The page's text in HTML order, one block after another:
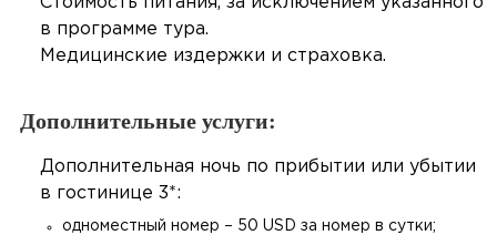
в программе тура.
Медицинские издержки и страховка.
Дополнительные услуги:
Дополнительная ночь по прибытии или убытии
в гостинице 3*:
одноместный номер – 50 USD за номер в сутки;